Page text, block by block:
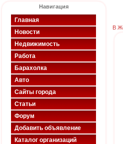
Навигация
Главная
Новости
Недвижимость
Работа
Барахолка
Авто
Сайты города
Статьи
Форум
Добавить объявление
Каталог организаций
В